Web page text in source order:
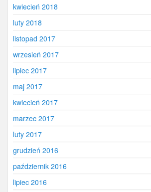
kwiecień 2018
luty 2018
listopad 2017
wrzesień 2017
lipiec 2017
maj 2017
kwiecień 2017
marzec 2017
luty 2017
grudzień 2016
październik 2016
lipiec 2016